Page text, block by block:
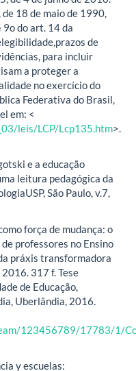
18 de maio de 1990,
9o do art. 14 da
de
para incluir
a proteger a
no exercício do
Federativa do Brasil,
em: <
leis/LCP/Lcp135.htm>.
e a educação
leitura pedagógica da
São Paulo, v.7,
força de mudança: o
professores no Ensino
práxis transformadora
317 f. Tese
de Educação,
Uberlândia, 2016.
123456789/17783/1/
y escuelas: